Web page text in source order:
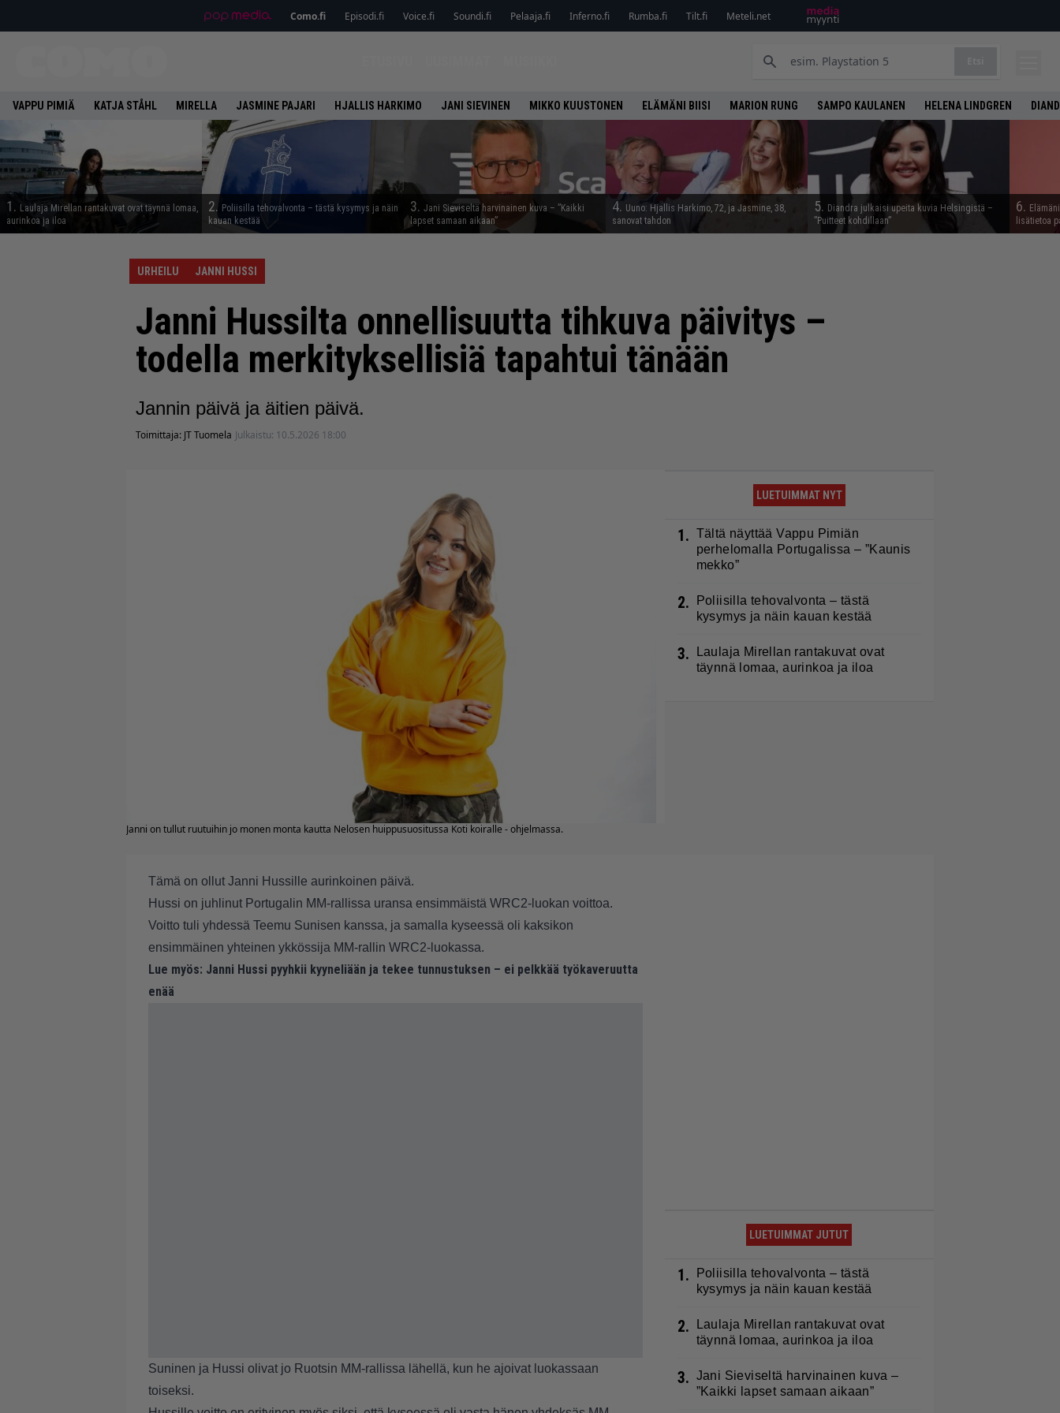
Como.fi Episodi.fi Voice.fi Soundi.fi Pelaaja.fi Inferno.fi Rumba.fi Tilt.fi Meteli.net
VAPPU PIMIÄ KATJA STÅHL MIRELLA JASMINE PAJARI HJALLIS HARKIMO JANI SIEVINEN MIKKO KUUSTONEN ELÄMÄNI BIISI MARION RUNG SAMPO KAULANEN HELENA LINDGREN
1. Laulaja Mirellan rantakuvat ovat täynnä lomaa,
aurinkoa ja iloa
2. Poliisilla tehovalvonta – tästä kysymys ja näin
kauan kestää
3. Jani Sieviseltä harvinainen kuva – ”Kaikki
lapset samaan aikaan”
4. Uuno: Hjallis Harkimo, 72, ja Jasmine, 38,
sanovat tahdon
5. Diandra julkaisi upeita kuvia Helsingistä –
”Puitteet kohdillaan”
6.
lisätietoa
URHEILU JANNI HUSSI
Janni Hussilta onnellisuutta tihkuva päivitys –
todella merkityksellisiä tapahtui tänään
Jannin päivä ja äitien päivä.
Toimittaja: JT Tuomela Julkaistu: 10.5.2026 18:00
Janni on tullut ruutuihin jo monen monta kautta Nelosen huippusuositussa Koti koiralle - ohjelmassa.
LUETUIMMAT NYT
1. Tältä näyttää Vappu Pimiän
perhelomalla Portugalissa – ”Kaunis
mekko”
2.
Poliisilla tehovalvonta – tästä
kysymys ja näin kauan kestää
3.
Laulaja Mirellan rantakuvat ovat
täynnä lomaa, aurinkoa ja iloa
Tämä on ollut Janni Hussille aurinkoinen päivä.
Hussi on juhlinut Portugalin MM-rallissa uransa ensimmäistä WRC2-luokan voittoa.
Voitto tuli yhdessä Teemu Sunisen kanssa, ja samalla kyseessä oli kaksikon
ensimmäinen yhteinen ykkössija MM-rallin WRC2-luokassa.
Lue myös: Janni Hussi pyyhkii kyyneliään ja tekee tunnustuksen – ei pelkkää työkaveruutta
enää
Suninen ja Hussi olivat jo Ruotsin MM-rallissa lähellä, kun he ajoivat luokassaan
toiseksi.
LUETUIMMAT JUTUT
1.
Poliisilla tehovalvonta – tästä
kysymys ja näin kauan kestää
2.
Laulaja Mirellan rantakuvat ovat
täynnä lomaa, aurinkoa ja iloa
3. Jani Sieviseltä harvinainen kuva –
”Kaikki lapset samaan aikaan”